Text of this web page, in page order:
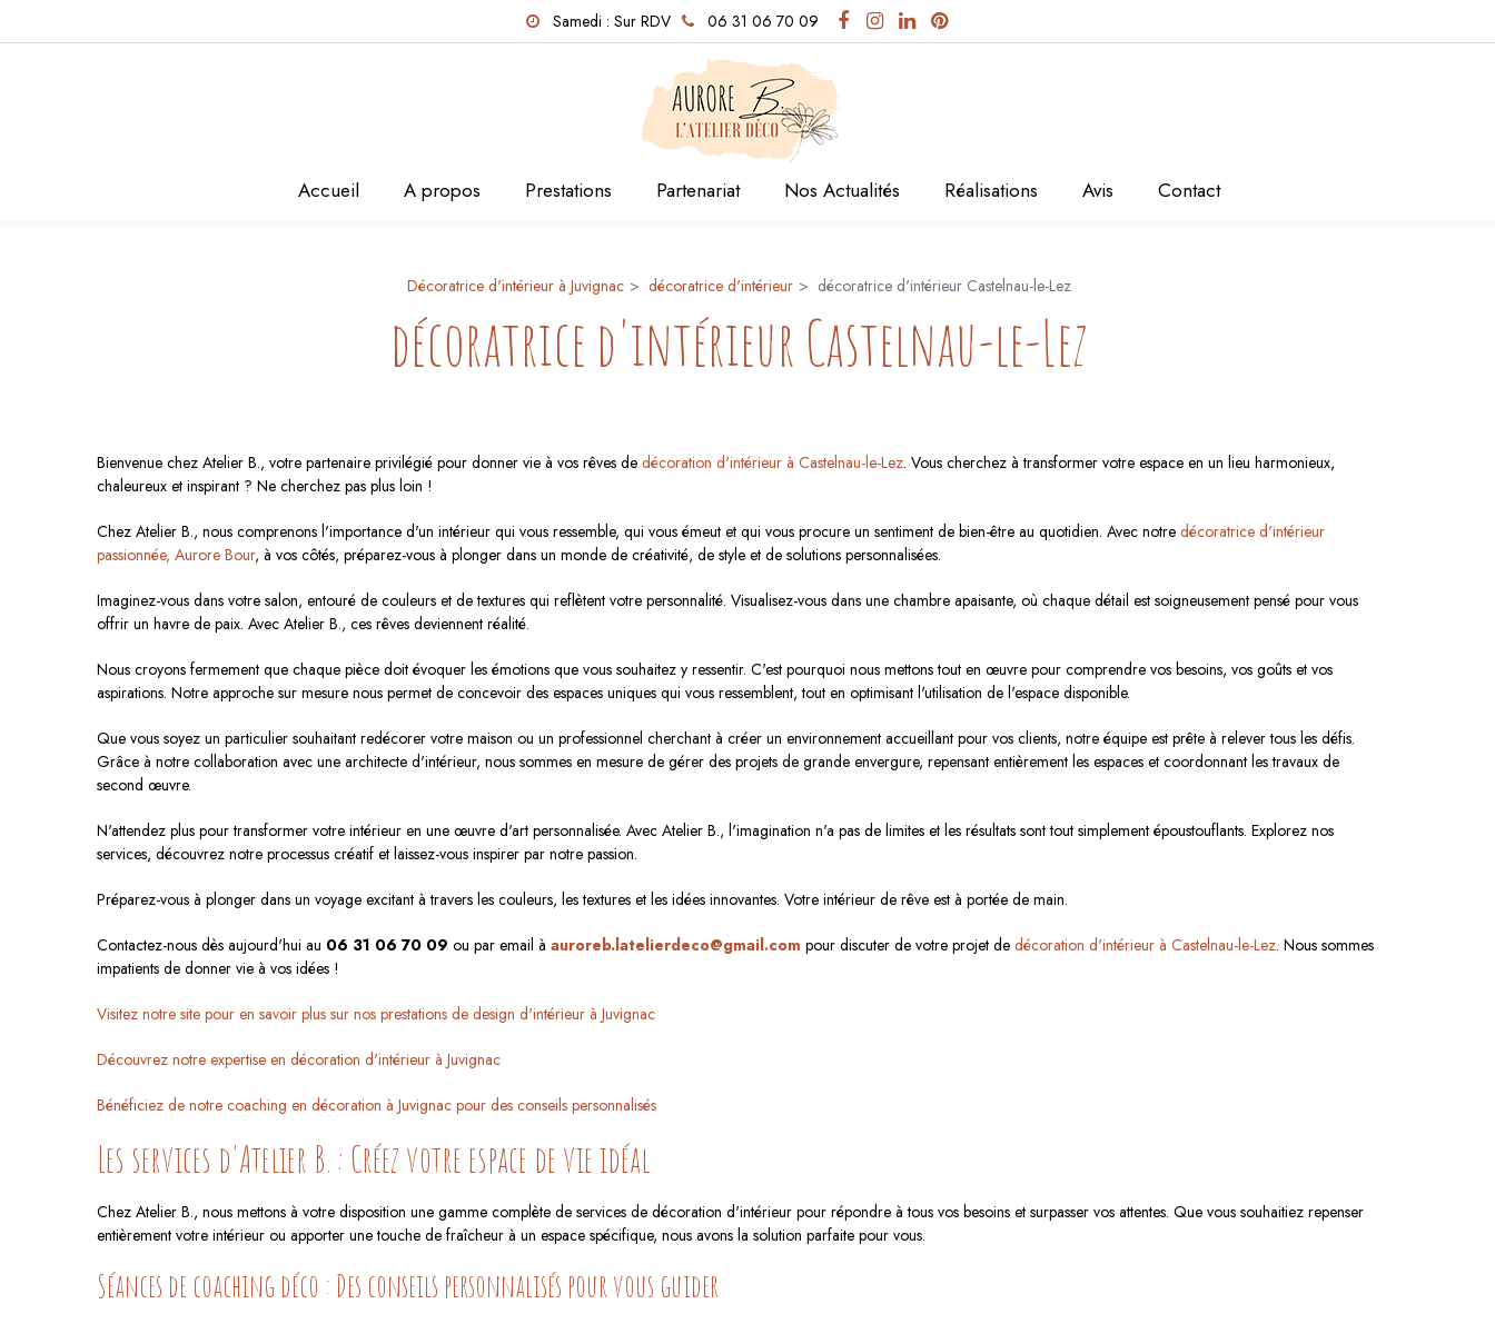
Samedi : Sur RDV 06 31 06 70 09
Accueil A propos Prestations Partenariat Nos Actualités Réalisations Avis Contact
Décoratrice d'intérieur à Juvignac décoratrice d'intérieur décoratrice d'intérieur Castelnau-le-Lez
décoratrice d'intérieur Castelnau-le-Lez
Bienvenue chez Atelier B., votre partenaire privilégié pour donner vie à vos rêves de décoration d'intérieur à Castelnau-le-Lez. Vous cherchez à transformer votre espace en un lieu harmonieux,
chaleureux et inspirant ? Ne cherchez pas plus loin !
Chez Atelier B., nous comprenons l'importance d'un intérieur qui vous ressemble, qui vous émeut et qui vous procure un sentiment de bien-être au quotidien. Avec notre décoratrice d'intérieur
passionnée, Aurore Bour, à vos côtés, préparez-vous à plonger dans un monde de créativité, de style et de solutions personnalisées.
Imaginez-vous dans votre salon, entouré de couleurs et de textures qui reflètent votre personnalité. Visualisez-vous dans une chambre apaisante, où chaque détail est soigneusement pensé pour vous
offrir un havre de paix. Avec Atelier B., ces rêves deviennent réalité.
Nous croyons fermement que chaque pièce doit évoquer les émotions que vous souhaitez y ressentir. C'est pourquoi nous mettons tout en œuvre pour comprendre vos besoins, vos goûts et vos
aspirations. Notre approche sur mesure nous permet de concevoir des espaces uniques qui vous ressemblent, tout en optimisant l'utilisation de l'espace disponible.
Que vous soyez un particulier souhaitant redécorer votre maison ou un professionnel cherchant à créer un environnement accueillant pour vos clients, notre équipe est prête à relever tous les défis.
Grâce à notre collaboration avec une architecte d'intérieur, nous sommes en mesure de gérer des projets de grande envergure, repensant entièrement les espaces et coordonnant les travaux de
second œuvre.
N'attendez plus pour transformer votre intérieur en une œuvre d'art personnalisée. Avec Atelier B., l'imagination n'a pas de limites et les résultats sont tout simplement époustouflants. Explorez nos
services, découvrez notre processus créatif et laissez-vous inspirer par notre passion.
Préparez-vous à plonger dans un voyage excitant à travers les couleurs, les textures et les idées innovantes. Votre intérieur de rêve est à portée de main.
Contactez-nous dès aujourd'hui au 06 31 06 70 09 ou par email à auroreb.latelierdeco@gmail.com pour discuter de votre projet de décoration d'intérieur à Castelnau-le-Lez. Nous sommes
impatients de donner vie à vos idées !
Visitez notre site pour en savoir plus sur nos prestations de design d'intérieur à Juvignac
Découvrez notre expertise en décoration d'intérieur à Juvignac
Bénéficiez de notre coaching en décoration à Juvignac pour des conseils personnalisés
Les services d'Atelier B. : Créez votre espace de vie idéal
Chez Atelier B., nous mettons à votre disposition une gamme complète de services de décoration d'intérieur pour répondre à tous vos besoins et surpasser vos attentes. Que vous souhaitiez repenser
entièrement votre intérieur ou apporter une touche de fraîcheur à un espace spécifique, nous avons la solution parfaite pour vous.
Séances de coaching déco : Des conseils personnalisés pour vous guider